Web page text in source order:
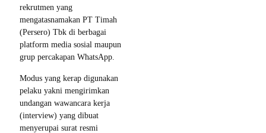
rekrutmen yang
mengatasnamakan PT Timah
(Persero) Tbk di berbagai
platform media sosial maupun
grup percakapan WhatsApp.
Modus yang kerap digunakan
pelaku yakni mengirimkan
undangan wawancara kerja
(interview) yang dibuat
menyerupai surat resmi